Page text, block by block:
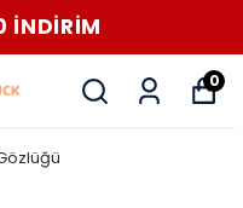
İNDİRİM
0